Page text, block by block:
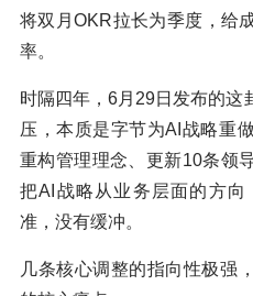
将双月OKR拉长为季度，给
率。
时隔四年，6月29日发布的这
压，本质是字节为AI战略重
重构管理理念、更新10条领
把AI战略从业务层面的方
准，没有缓冲。
几条核心调整的指向性极强